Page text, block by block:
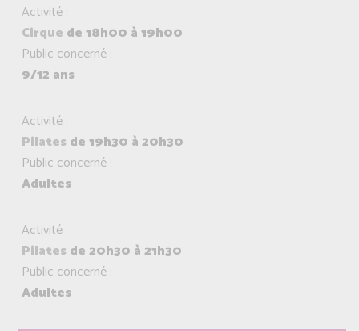
Activité :
Cirquede 18h00 à 19h00
Public concerné :
9/12 ans
Activité :
Pilatesde 19h30 à 20h30
Public concerné :
Adultes
Activité :
Pilatesde 20h30 à 21h30
Public concerné :
Adultes